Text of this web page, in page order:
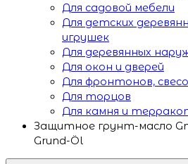
Для садовой мебели
Для детских
игрушек
Для деревянных
Для окон и дверей
Для фронтонов,
Для торцов
Для камня и
Защитное грунт-масло
Grund-Öl